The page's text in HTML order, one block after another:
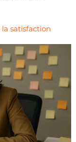
la satisfaction